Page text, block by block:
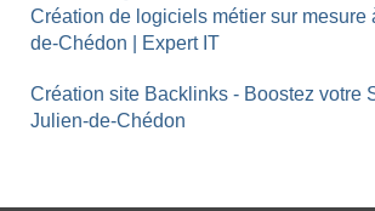
Création de logiciels métier sur mesure
de-Chédon | Expert IT
Création site Backlinks - Boostez votre
Julien-de-Chédon